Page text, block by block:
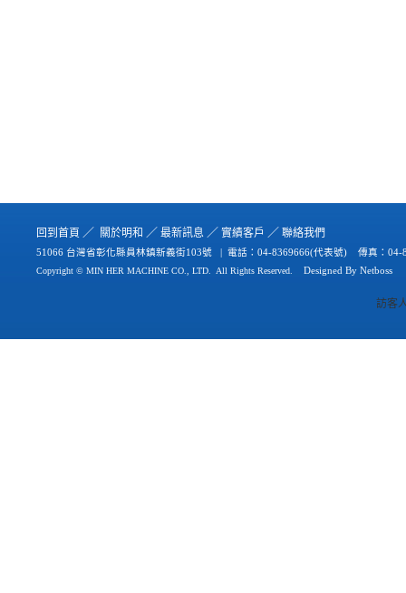
回到首頁 ／ 關於明和 ／ 最新訊息 ／ 實績客戶 ／ 聯絡我們
51066 台灣省彰化縣員林鎮新義街103號 | 電話： 04-8369666(代表號) 傳真：04-
Copyright © MIN HER MACHINE CO., LTD.
All Rights Reserved. Designed By Netboss
訪客